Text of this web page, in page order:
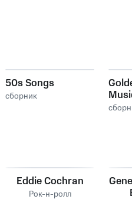
50s Songs
сборник
(Vol.
Eddie Cochran
Рок-н-ролл